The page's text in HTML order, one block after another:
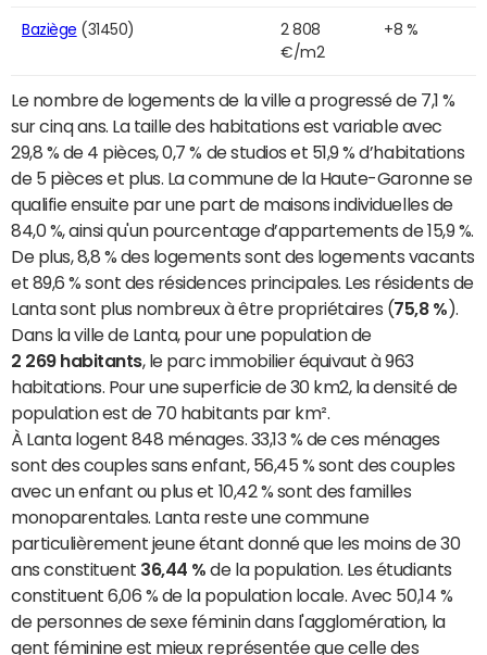
Baziège (31450)
2 808
€/m2
+8 %
Le nombre de logements de la ville a progressé de 7,1 %
sur cinq ans. La taille des habitations est variable avec
29,8 % de 4 pièces, 0,7 % de studios et 51,9 % d’habitations
de 5 pièces et plus. La commune de la Haute-Garonne se
qualifie ensuite par une part de maisons individuelles de
84,0 %, ainsi qu'un pourcentage d’appartements de 15,9 %.
De plus, 8,8 % des logements sont des logements vacants
et 89,6 % sont des résidences principales. Les résidents de
Lanta sont plus nombreux à être propriétaires (75,8 % ).
Dans la ville de Lanta, pour une population de
2 269 habitants, le parc immobilier équivaut à 963
habitations. Pour une superficie de 30 km2, la densité de
population est de 70 habitants par km².
À Lanta logent 848 ménages. 33,13 % de ces ménages
sont des couples sans enfant, 56,45 % sont des couples
avec un enfant ou plus et 10,42 % sont des familles
monoparentales. Lanta reste une commune
particulièrement jeune étant donné que les moins de 30
ans constituent 36,44 % de la population. Les étudiants
constituent 6,06 % de la population locale. Avec 50,14 %
de personnes de sexe féminin dans l'agglomération, la
gent féminine est mieux représentée que celle des